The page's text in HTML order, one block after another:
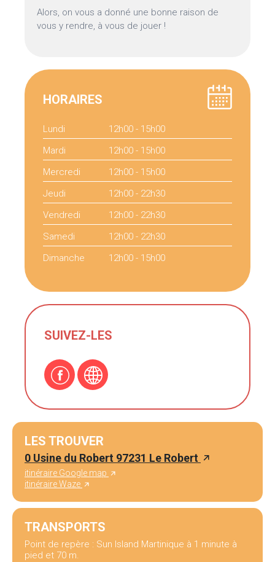
Alors, on vous a donné une bonne raison de
vous y rendre, à vous de jouer !
HORAIRES
Lundi
12h00 - 15h00
Mardi
12h00 - 15h00
Mercredi
12h00 - 15h00
Jeudi
12h00 - 22h30
Vendredi
12h00 - 22h30
Samedi
12h00 - 22h30
Dimanche
12h00 - 15h00
SUIVEZ-LES
LES TROUVER
0 Usine du Robert 97231 Le Robert
itinéraire Google map
itinéraire Waze
TRANSPORTS
Point de repère : Sun Island Martinique à 1 minute à
pied et 70 m.